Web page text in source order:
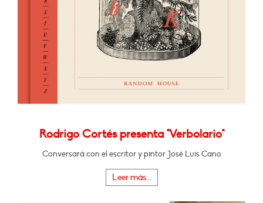
Rodrigo Cortés presenta "Verbolario"
Conversará con el escritor y pintor José Luis Cano
Leer más...